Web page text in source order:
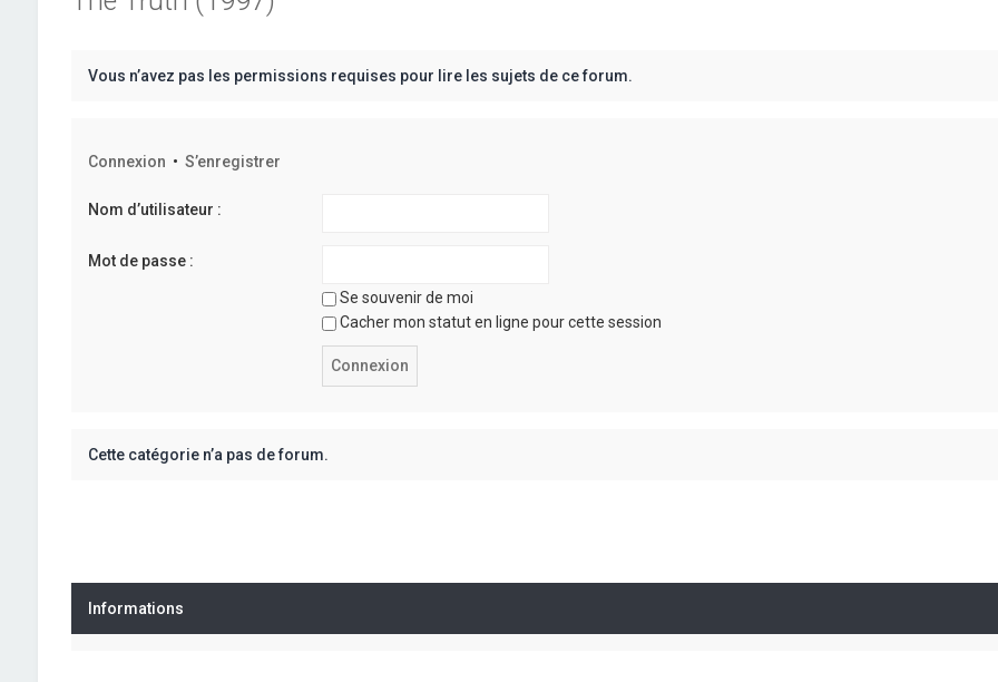
Vous n’avez pas les permissions requises pour lire les sujets de ce forum.
Connexion • S’enregistrer
Nom d’utilisateur :
Mot de passe :
Se souvenir de moi
Cacher mon statut en ligne pour cette session
Cette catégorie n’a pas de forum.
Informations